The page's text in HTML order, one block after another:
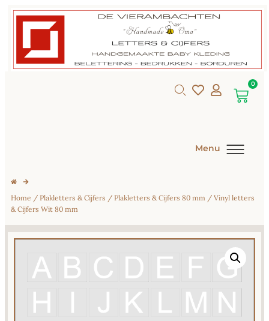
0
Menu
Home / Plakletters & Cijfers / Plakletters & Cijfers 80 mm / Vinyl letters
& Cijfers Wit 80 mm